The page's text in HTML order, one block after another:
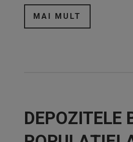
MAI MULT
DEPOZITELE